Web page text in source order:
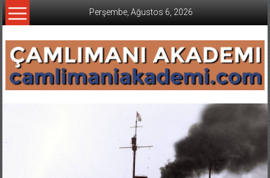
İçeriğe
geç
Perşembe, Ağustos 6, 2026